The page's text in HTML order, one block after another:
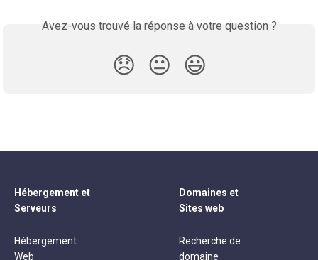
Avez-vous trouvé la réponse à votre question ?
😞 😐 😃
Hébergement et
Serveurs
Hébergement
Web
Domaines et
Sites web
Recherche de
domaine